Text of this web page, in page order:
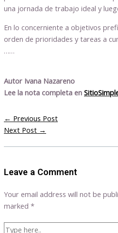
una jornada de trabajo ideal y
En lo concerniente a objetivos
orden de prioridades y tareas a
……
Autor Ivana Nazareno
Lee la nota completa en
← Previous Post
Next Post →
Leave a Comment
Your email address will not be
marked *
Type